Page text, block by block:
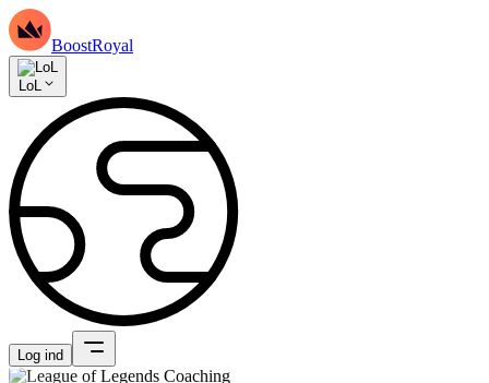
BoostRoyal
LoL
Log ind